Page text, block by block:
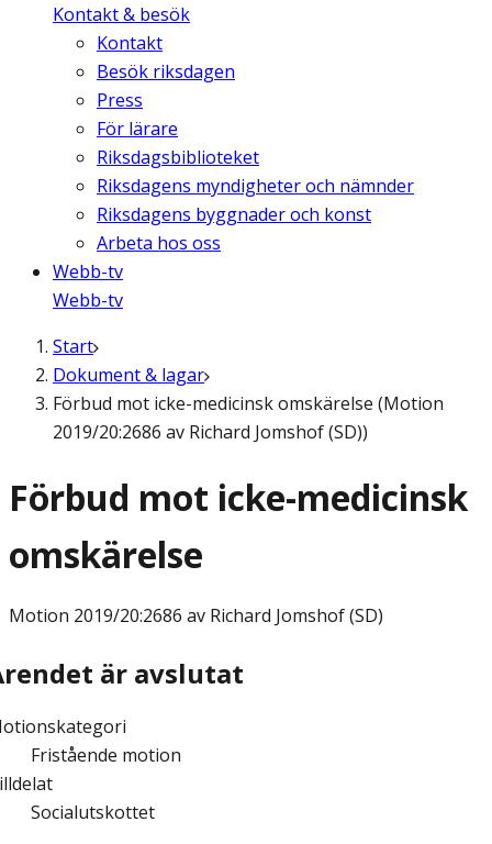
Kontakt & besök
Kontakt
Besök riksdagen
Press
För lärare
Riksdagsbiblioteket
Riksdagens myndigheter och nämnder
Riksdagens byggnader och konst
Arbeta hos oss
Webb-tv
Webb-tv
Start
Dokument & lagar
Förbud mot icke-medicinsk omskärelse (Motion
2019/20:2686 av Richard Jomshof (SD))
Förbud mot icke-medicinsk
omskärelse
Motion 2019/20:2686 av Richard Jomshof (SD)
är avslutat
Fristående motion
Socialutskottet